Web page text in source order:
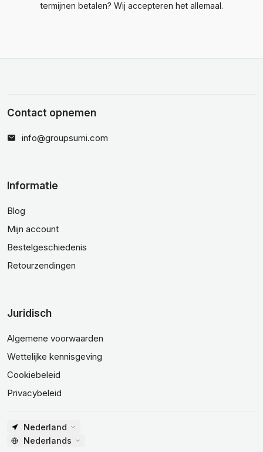
termijnen betalen? Wij accepteren het allemaal.
Contact opnemen
info@groupsumi.com
Informatie
Blog
Mijn account
Bestelgeschiedenis
Retourzendingen
Juridisch
Algemene voorwaarden
Wettelijke kennisgeving
Cookiebeleid
Privacybeleid
Nederland
Nederlands